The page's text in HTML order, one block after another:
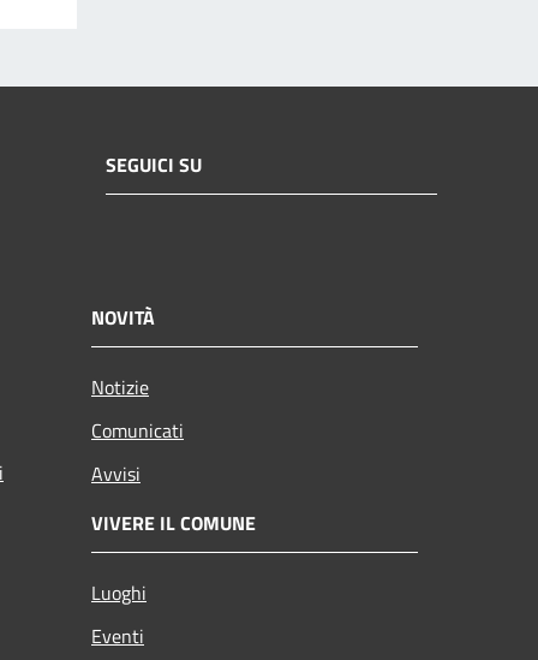
SEGUICI SU
NOVITÀ
Notizie
Comunicati
Avvisi
VIVERE IL COMUNE
Luoghi
Eventi